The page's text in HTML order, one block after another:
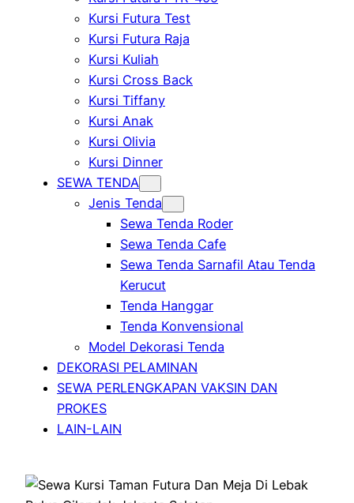
Kursi Futura Test
Kursi Futura Raja
Kursi Kuliah
Kursi Cross Back
Kursi Tiffany
Kursi Anak
Kursi Olivia
Kursi Dinner
SEWA TENDA
Jenis Tenda
Sewa Tenda Roder
Sewa Tenda Cafe
Sewa Tenda Sarnafil Atau Tenda
Kerucut
Tenda Hanggar
Tenda Konvensional
Model Dekorasi Tenda
DEKORASI PELAMINAN
SEWA PERLENGKAPAN VAKSIN DAN
PROKES
LAIN-LAIN